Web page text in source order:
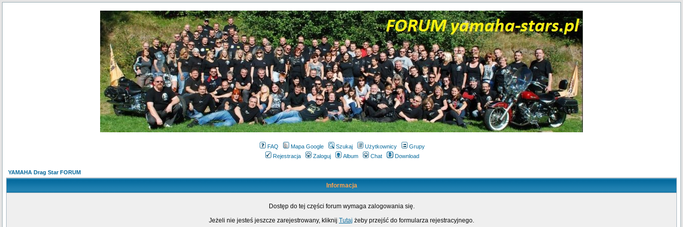
FAQ Mapa Google Szukaj Użytkownicy
Grupy
Rejestracja
Zaloguj Album Chat Download
YAMAHA Drag Star FORUM
Informacja
Dostęp do tej części forum wymaga zalogowania się.
Jeżeli nie jesteś jeszcze zarejestrowany, kliknij Tutaj żeby przejść do formularza rejestracyjnego.